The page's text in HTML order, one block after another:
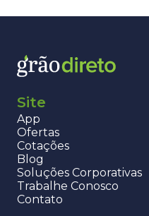
Site
App
Ofertas
Cotações
Blog
Soluções Corporativas
Trabalhe Conosco
Contato